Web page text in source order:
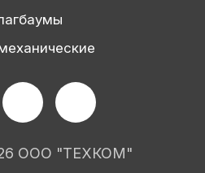
ООО "ТЕХКОМ"